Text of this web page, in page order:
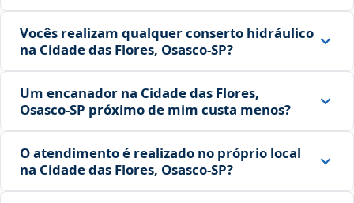
Vocês realizam qualquer conserto hidráulico
na Cidade das Flores, Osasco‑SP?
Um encanador na Cidade das Flores,
Osasco‑SP próximo de mim custa menos?
O atendimento é realizado no próprio local
na Cidade das Flores, Osasco‑SP?